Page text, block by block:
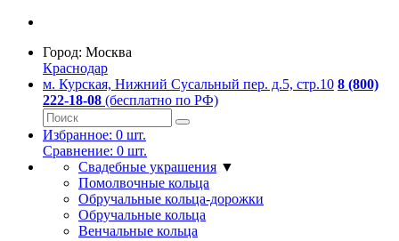
Город: Москва
Краснодар
м. Курская, Нижний Сусальный пер. д.5, стр.10 8 (800)
222-18-08 (бесплатно по РФ)
Избранное: 0 шт.
Сравнение: 0 шт.
Свадебные украшения ▼
Помолвочные кольца
Обручальные кольца-дорожки
Обручальные кольца
Венчальные кольца